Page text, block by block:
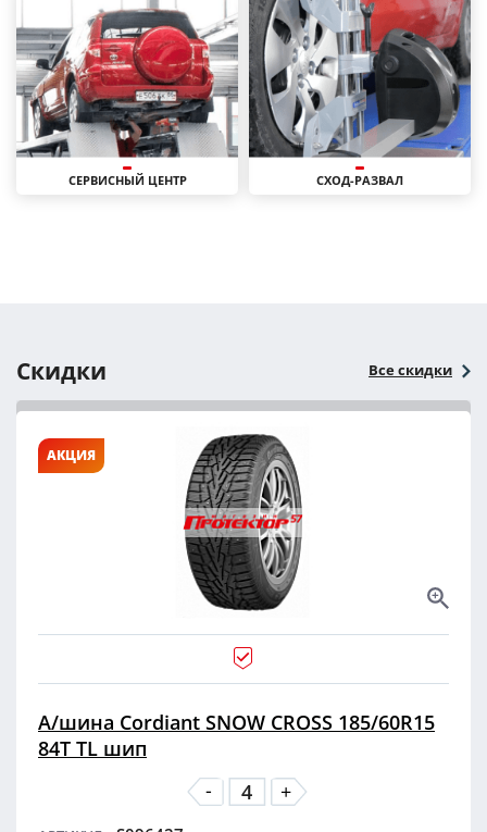
СЕРВИСНЫЙ ЦЕНТР СХОД-РАЗВАЛ
Скидки Все скидки
АКЦИЯ
А/шина Cordiant SNOW CROSS 185/60R15
84T TL шип
-
+